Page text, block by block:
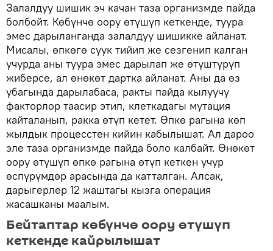
Залалдуу шишик эч качан таза организмде пайда
болбойт. Көбүнчө оору өтүшүп кеткенде, туура
эмес дарыланганда залалдуу шишикке айланат.
Мисалы, өпкөгө суук тийип же сезгенип калган
учурда аны туура эмес дарылап же өтүштүрүп
жиберсе, ал өнөкөт дартка айланат. Аны да өз
убагында дарылабаса, ракты пайда кылуучу
факторлор таасир этип, клеткадагы мутация
кайталанып, ракка өтүп кетет. Өпкө рагына көп
жылдык процесстен кийин кабылышат. Ал дароо
эле таза организмде пайда боло калбайт. Өнөкөт
оору өтүшүп өпкө рагына өтүп кеткен учур
өспүрүмдөр арасында да катталган. Алсак,
дарыгерлер 12 жаштагы кызга операция
жасашканы маалым.
Бейтаптар көбүнчө оору өтүшүп
кеткенде кайрылышат